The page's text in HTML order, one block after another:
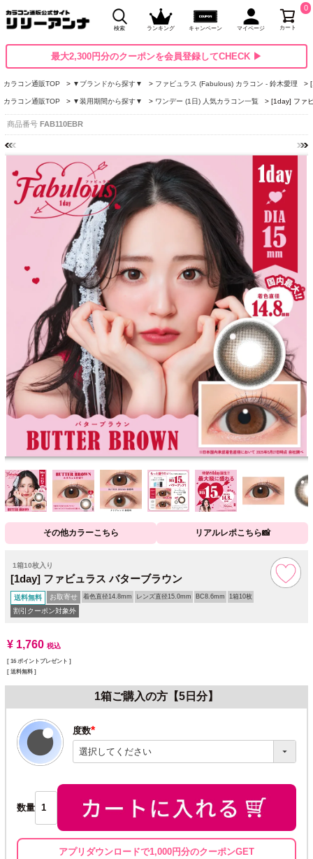
検索 ランキング キャンペーン マイページ カート
0
最大2,300円分のクーポンを会員登録してCHECK ▶
カラコン通販TOP ▼ブランドから探す▼ ファビュラス (Fabulous) カラコン - 鈴木愛理
カラコン通販TOP ▼装用期間から探す▼ ワンデー (1日) 人気カラコン一覧 [1day] ファ
商品番号 FAB110EBR
その他カラーこちら リアルレポこちら📸
1箱10枚入り
[1day] ファビュラス バターブラウン
送料無料 お取寄せ 着色直径14.8mm レンズ直径15.0mm BC8.6mm 1箱10枚
割引クーポン対象外
¥ 1,760 税込
[ 16 ポイントプレゼント ]
送料無料
1箱ご購入の方【5日分】
度数
(必
須)
数量
アプリダウンロードで1,000円分のクーポンGET